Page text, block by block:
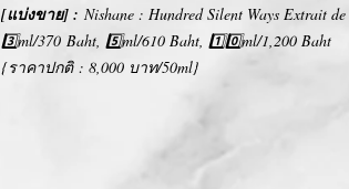
[แบ่งขาย] : Nishane : Hundred Silent Ways Extrait
3️⃣ml/370 Baht, 5️⃣ml/610 Baht, 1️⃣0️⃣ml/1,200 Baht
{ราคาปกติ : 8,000 บาท/50ml}